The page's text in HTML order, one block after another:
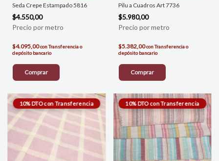
Seda Crepe Estampado 5816
$4.550,00
$4.095,00conTransferencia o
depósito bancario
Comprar
Pilu a Cuadros Art 7736
$5.980,00
$5.382,00conTransferencia o
depósito bancario
Comprar